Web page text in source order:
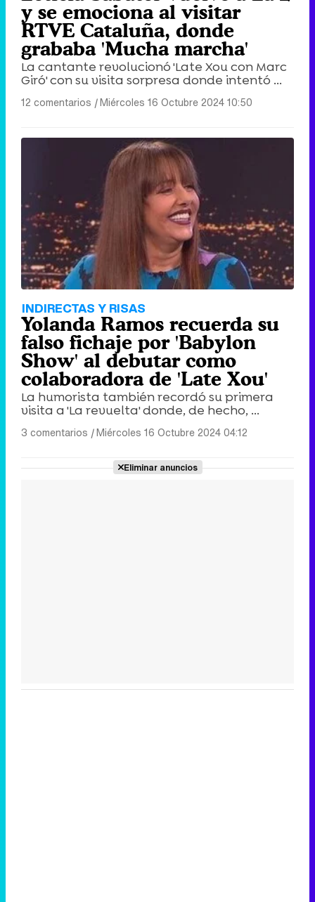
y se emociona al visitar
RTVE Cataluña, donde
grababa 'Mucha marcha'
La cantante revolucionó 'Late Xou con Marc
Giró' con su visita sorpresa donde intentó ...
12 comentarios |Miércoles 16 Octubre 2024 10:50
INDIRECTAS Y RISAS
Yolanda Ramos recuerda su
falso fichaje por 'Babylon
Show' al debutar como
colaboradora de 'Late Xou'
La humorista también recordó su primera
visita a 'La revuelta' donde, de hecho, ...
3 comentarios |Miércoles 16 Octubre 2024 04:12
Eliminar anuncios